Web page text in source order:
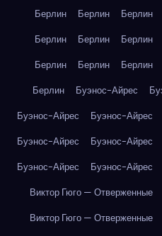
Берлин Берлин Берлин
Берлин
Берлин Берлин
Берлин
Берлин Берлин
Берлин
Буэнос-Айрес
Буэнос-Айрес
Буэнос-Айрес
Буэнос-Айрес
Буэнос-Айрес
Буэнос-Айрес
Буэнос-Айрес
Виктор Гюго — Отверженные
Виктор Гюго — Отверженные